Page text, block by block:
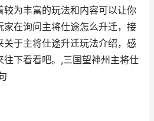
为丰富的玩法和内容可以让你
家在询问主将仕途怎么升迁，接
于主将仕途升迁玩法介绍，感
下看看吧。,三国望神州主将仕